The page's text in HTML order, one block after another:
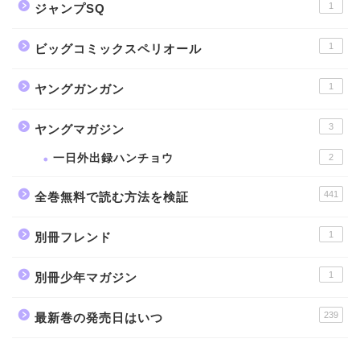
ジャンプSQ 1
ビッグコミックスペリオール 1
ヤングガンガン 1
ヤングマガジン 3
一日外出録ハンチョウ 2
全巻無料で読む方法を検証 441
別冊フレンド 1
別冊少年マガジン 1
最新巻の発売日はいつ 239